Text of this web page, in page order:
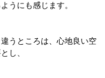
うにも感じます。
うところは、心地良い空
し、